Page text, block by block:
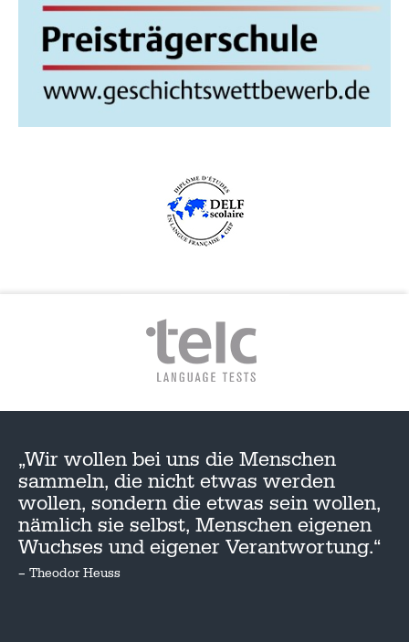
„Wir wollen bei uns die Menschen
sammeln, die nicht etwas werden
wollen, sondern die etwas sein wollen,
nämlich sie selbst, Menschen eigenen
Wuchses und eigener Verantwortung.“
– Theodor Heuss